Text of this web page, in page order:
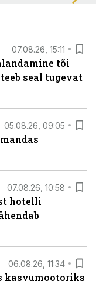
07.08.26, 15:11
tõi
seal tugevat
05.08.26, 09:05
07.08.26, 10:58
hotelli
06.08.26, 11:34
kasvumootoriks